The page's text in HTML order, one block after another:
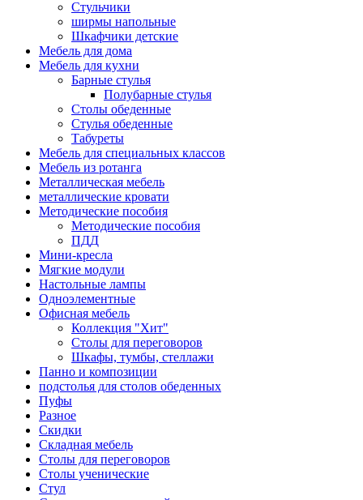
Стульчики
ширмы напольные
Шкафчики детские
Мебель для дома
Мебель для кухни
Барные стулья
Полубарные стулья
Столы обеденные
Стулья обеденные
Табуреты
Мебель для специальных классов
Мебель из ротанга
Металлическая мебель
металлические кровати
Методические пособия
Методические пособия
ПДД
Мини-кресла
Мягкие модули
Настольные лампы
Одноэлементные
Офисная мебель
Коллекция "Хит"
Столы для переговоров
Шкафы, тумбы, стеллажи
Панно и композиции
подстолья для столов обеденных
Пуфы
Разное
Скидки
Складная мебель
Столы для переговоров
Столы ученические
Стул